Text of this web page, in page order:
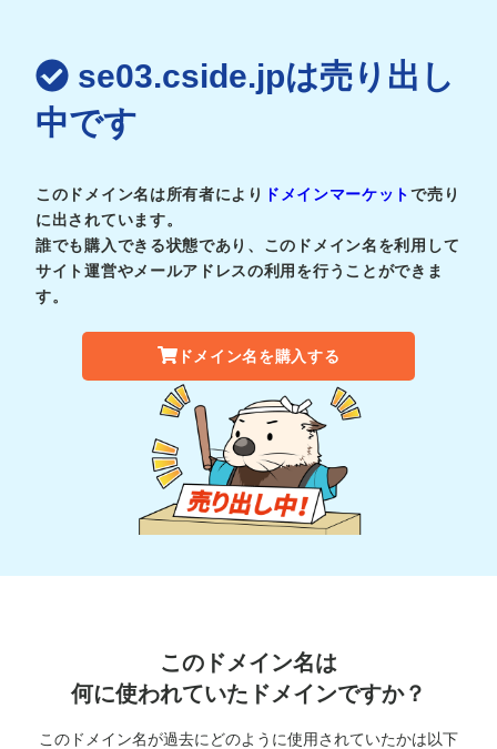
se03.cside.jpは売り出し
中です
このドメイン名は所有者により ドメインマーケットで売り
に出されています。
誰でも購入できる状態であり、このドメイン名を利用して
サイト運営やメールアドレスの利用を行うことができま
す。
ドメイン名を購入する
このドメイン名は
何に使われていたドメインですか？
このドメイン名が過去にどのように使用されていたかは以下